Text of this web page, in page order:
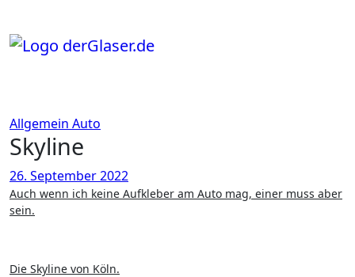
springen
Allgemein Auto
Skyline
26. September 2022
Auch wenn ich keine Aufkleber am Auto mag, einer muss aber
sein.
Die Skyline von Köln.